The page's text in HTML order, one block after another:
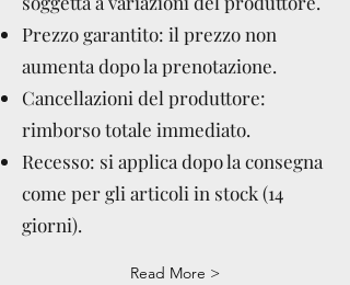
Prezzo garantito: il prezzo non
aumenta dopo la prenotazione.
Cancellazioni del produttore:
rimborso totale immediato.
Recesso: si applica dopo la consegna
come per gli articoli in stock (14
giorni).
Read More >